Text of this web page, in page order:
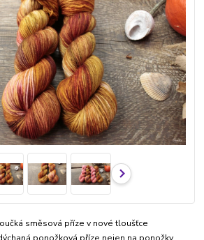
směsová příze v nové tloušťce